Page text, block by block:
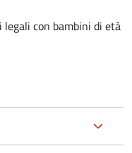
con bambini di età